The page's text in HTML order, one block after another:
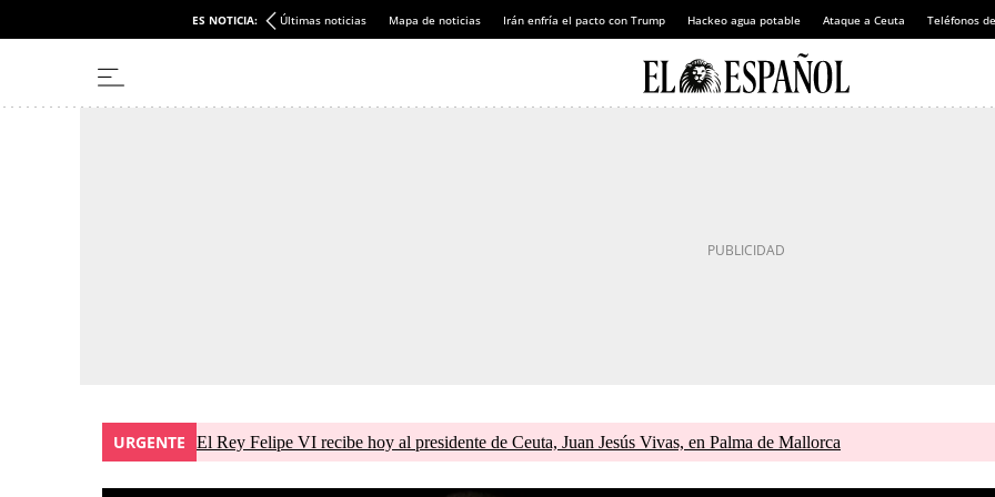
ES NOTICIA: Últimas noticias Mapa de noticias Irán enfría el pacto con Trump Hackeo agua potable Ataque a Ceuta Teléfonos
URGENTE El Rey Felipe VI recibe hoy al presidente de Ceuta, Juan Jesús Vivas, en Palma de Mallorca